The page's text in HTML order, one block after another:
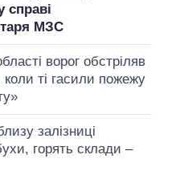
справі
МЗС
ворог обстріляв
коли ті гасили пожежу
залізниці
горять склади –